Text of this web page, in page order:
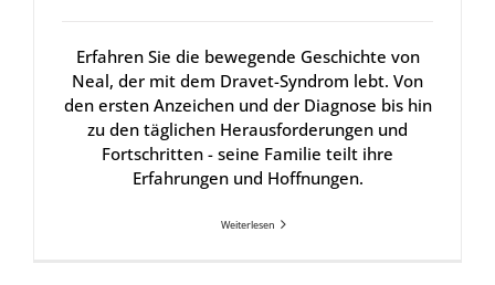
Erfahren Sie die bewegende Geschichte von
Neal, der mit dem Dravet-Syndrom lebt. Von
den ersten Anzeichen und der Diagnose bis hin
zu den täglichen Herausforderungen und
Fortschritten - seine Familie teilt ihre
Erfahrungen und Hoffnungen.
Weiterlesen